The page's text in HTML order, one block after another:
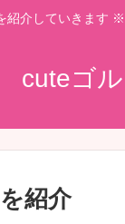
紹介していきます
cuteゴ
紹介